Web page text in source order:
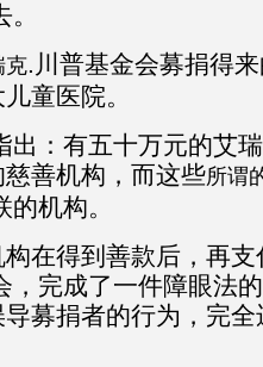
克.川普基金会募捐得
童医院。
出：有五十万元的艾
善机构，而这些所谓
机构。
在得到善款后，再
，完成了一件障眼法
募捐者的行为，完